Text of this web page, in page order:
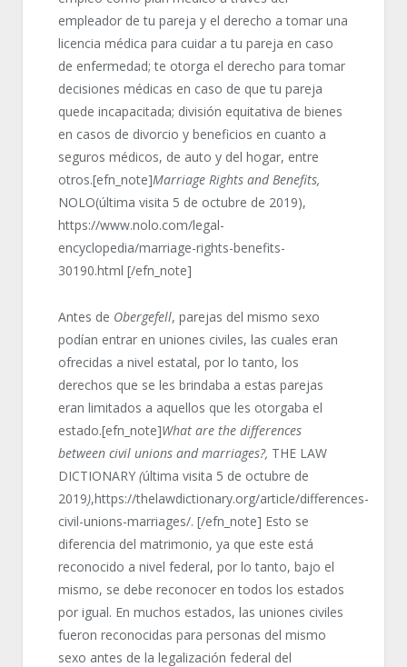
empleador de tu pareja y el derecho a tomar una
licencia médica para cuidar a tu pareja en caso
de enfermedad; te otorga el derecho para tomar
decisiones médicas en caso de que tu pareja
quede incapacitada; división equitativa de bienes
en casos de divorcio y beneficios en cuanto a
seguros médicos, de auto y del hogar, entre
otros.[efn_note]Marriage Rights and Benefits,
NOLO(última visita 5 de octubre de 2019),
https://www.nolo.com/legal-
encyclopedia/marriage-rights-benefits-
30190.html [/efn_note]
Antes de Obergefell, parejas del mismo sexo
podían entrar en uniones civiles, las cuales eran
ofrecidas a nivel estatal, por lo tanto, los
derechos que se les brindaba a estas parejas
eran limitados a aquellos que les otorgaba el
estado.[efn_note]What are the differences
between civil unions and marriages?, THE LAW
DICTIONARY(última visita 5 de octubre de
2019),https://thelawdictionary.org/article/differences-
civil-unions-marriages/. [/efn_note] Esto se
diferencia del matrimonio, ya que este está
reconocido a nivel federal, por lo tanto, bajo el
mismo, se debe reconocer en todos los estados
por igual. En muchos estados, las uniones civiles
fueron reconocidas para personas del mismo
sexo antes de la legalización federal del